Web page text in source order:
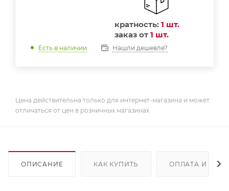
кратность: 1 шт.
заказ от 1 шт.
Есть в наличии Нашли дешевле?
Цена действительна только для интернет-магазина и может
отличаться от цен в розничных магазинах
ОПИСАНИЕ КАК КУПИТЬ ОПЛАТА И